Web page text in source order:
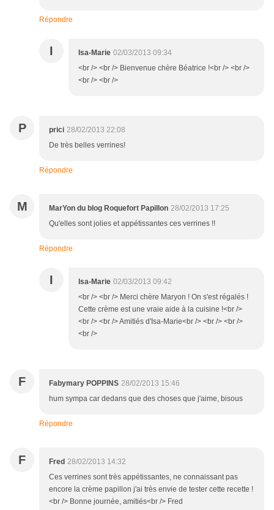
Répondre
I Isa-Marie 02/03/2013 09:34
<br /> <br /> Bienvenue chère Béatrice !<br /> <br />
<br /> <br />
P prici 28/02/2013 22:08
De très belles verrines!
Répondre
M MarYon du blog Roquefort Papillon 28/02/2013 17:25
Qu'elles sont jolies et appétissantes ces verrines !!
Répondre
I Isa-Marie 02/03/2013 09:42
<br /> <br /> Merci chère Maryon ! On s'est régalés !
Cette crème est une vraie aide à la cuisine !<br />
<br /> <br /> Amitiés d'Isa-Marie<br /> <br /> <br />
<br />
F Fabymary POPPINS 28/02/2013 15:46
hum sympa car dedans que des choses que j'aime, bisous
Répondre
F Fred 28/02/2013 14:32
Ces verrines sont très appétissantes, ne connaissant pas
encore la crème papillon j'ai très envie de tester cette recette !
<br /> Bonne journée, amitiés<br /> Fred